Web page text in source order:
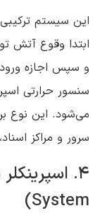
این سیستم
ابتدا وقوع آتش
و سپس اجازه
سنسور حرارتی
می‌شود. این نوع
سرور و مراکز
System)